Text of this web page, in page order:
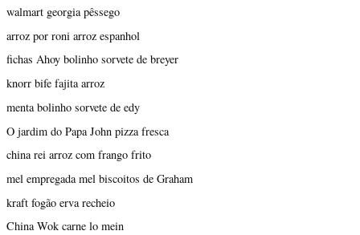
walmart georgia pêssego
arroz por roni arroz espanhol
fichas Ahoy bolinho sorvete de breyer
knorr bife fajita arroz
menta bolinho sorvete de edy
O jardim do Papa John pizza fresca
china rei arroz com frango frito
mel empregada mel biscoitos de Graham
kraft fogão erva recheio
China Wok carne lo mein